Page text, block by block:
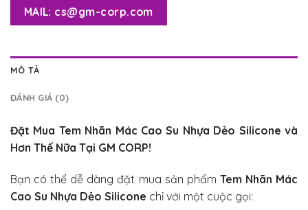
MAIL: cs@gm-corp.com
MÔ TẢ
ĐÁNH GIÁ (0)
Đặt Mua Tem Nhãn Mác Cao Su Nhựa Dẻo Siliconevà
Hơn Thế Nữa Tại GM CORP!
Bạn có thể dễ dàng đặt mua sản phẩm Tem Nhãn Mác
Cao Su Nhựa Dẻo Silicone chỉ với một cuộc gọi: